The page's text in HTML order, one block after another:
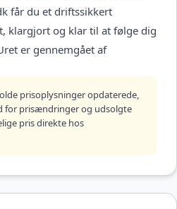
får du et driftssikkert
klargjort og klar til at følge dig
er gennemgået af
prisoplysninger opdaterede,
for prisændringer og udsolgte
pris direkte hos